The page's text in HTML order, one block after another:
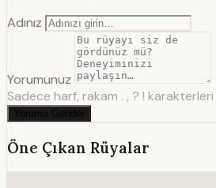
Adınız
Yorumunuz
Sadece harf, rakam . , ? !
Yorumu Gönder
Öne Çıkan Rüyalar